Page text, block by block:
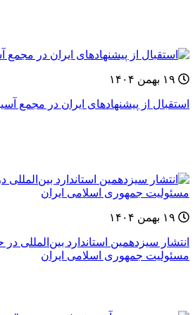
استقبال از پیشنهادهای ایران در مجمع
انتشار سیزدهمین استاندارد بین‌المللی در
مسئولیت جمهوری اسلامی ایران